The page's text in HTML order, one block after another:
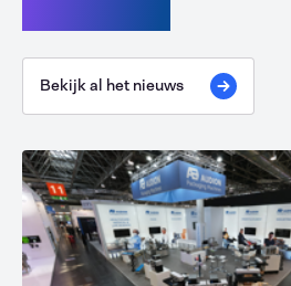
Bekijk al het nieuws